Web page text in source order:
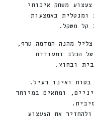
משחק איכותי
באמצעות
קל משקל.
מהנה המדמה טרף,
הכלב ומעודדת
ובחוץ.
רך, בטוח ואינו רעיל.
ומתאים במיוחד
את הצעצוע